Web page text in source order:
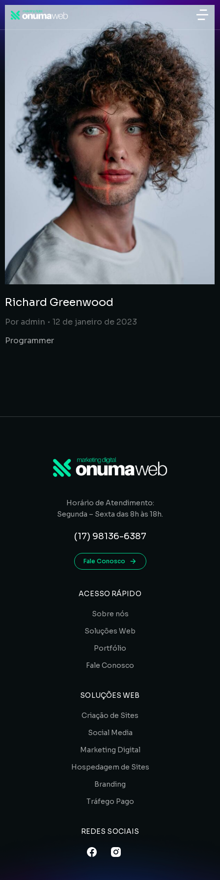
Richard Greenwood
Por admin
12 de janeiro de 2023
Programmer
Horário de Atendimento:
Segunda – Sexta das 8h às 18h.
(17) 98136-6387
Fale Conosco
ACESSO RÁPIDO
Sobre nós
Soluções Web
Portfólio
Fale Conosco
SOLUÇÕES WEB
Criação de Sites
Social Media
Marketing Digital
Hospedagem de Sites
Branding
Tráfego Pago
REDES SOCIAIS